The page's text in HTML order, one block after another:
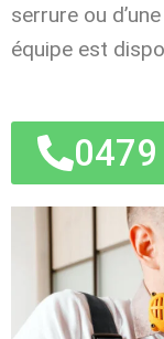
serrure ou
équipe est